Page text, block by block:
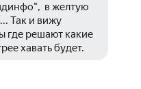
в желтую
Так и вижу
где решают какие
хавать будет.